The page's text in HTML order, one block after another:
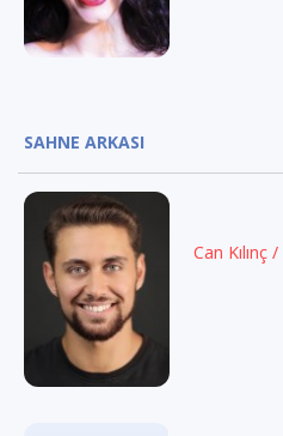
SAHNE ARKASI
Can Kılınç /